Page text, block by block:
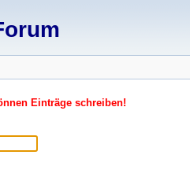
Einträge schreiben!